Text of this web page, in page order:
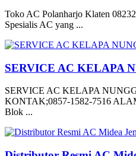
Toko AC Polanharjo Klaten
Spesialis AC yang ...
SERVICE AC KELAPA
SERVICE AC KELAPA
KONTAK;0857-1582-7516
Blok ...